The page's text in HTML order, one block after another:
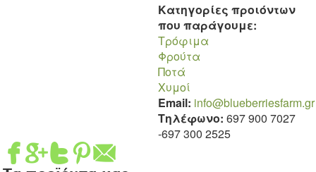
Κατηγορίες προιόντων
που παράγουμε:
Τρόφιμα
Φρούτα
Ποτά
Χυμοί
Email: info@blueberriesfarm.gr
Τηλέφωνο: 697 900 7027
-697 300 2525